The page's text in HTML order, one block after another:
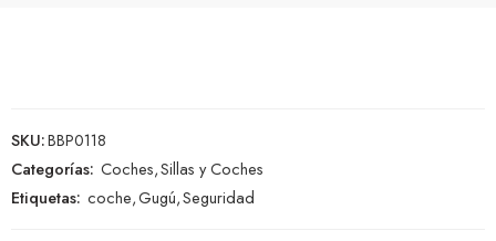
SKU:BBP0118
Categorías: Coches,Sillas y Coches
Etiquetas: coche,Gugú,Seguridad